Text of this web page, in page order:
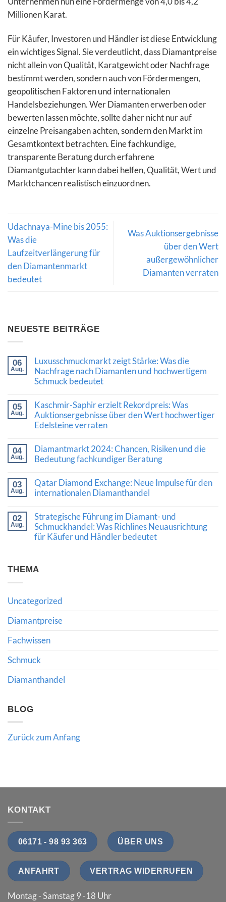
Millionen Karat.
Für Käufer, Investoren und Händler ist diese Entwicklung
ein wichtiges Signal. Sie verdeutlicht, dass Diamantpreise
nicht allein von Qualität, Karatgewicht oder Nachfrage
bestimmt werden, sondern auch von Fördermengen,
geopolitischen Faktoren und internationalen
Handelsbeziehungen. Wer Diamanten erwerben oder
bewerten lassen möchte, sollte daher nicht nur auf
einzelne Preisangaben achten, sondern den Markt im
Gesamtkontext betrachten. Eine fachkundige,
transparente Beratung durch erfahrene
Diamantgutachter kann dabei helfen, Qualität, Wert und
Marktchancen realistisch einzuordnen.
Udachnaya-Mine bis 2055:
Was die
Laufzeitverlängerung für
den Diamantenmarkt
bedeutet
Was Auktionsergebnisse
über den Wert
außergewöhnlicher
Diamanten verraten
NEUESTE BEITRÄGE
06
Aug.
Luxusschmuckmarkt zeigt Stärke: Was die
Nachfrage nach Diamanten und hochwertigem
Schmuck bedeutet
zu
Luxusschmuckmarkt
zeigt
Stärke:
Nachfrage
nach
Diamanten
Schmuck
bedeutet
05
Aug.
Kaschmir-Saphir erzielt Rekordpreis: Was
Auktionsergebnisse über den Wert hochwertiger
Edelsteine verraten
zu
Kaschmir-
Saphir
Rekordpreis:
Was
Auktionsergebnisse
Wert
hochwertiger
Edelsteine
verraten
04
Aug.
Diamantmarkt 2024: Chancen, Risiken und die
Bedeutung fachkundiger Beratung
zu
Diamantmarkt
2024:
Risiken
und
die
Bedeutung
fachkundiger
03
Aug.
Qatar Diamond Exchange: Neue Impulse für den
internationalen Diamanthandel
zu
Qatar
Diamond
Exchange:
den
internationalen
02
Aug.
Strategische Führung im Diamant- und
Schmuckhandel: Was Richlines Neuausrichtung
für Käufer und Händler bedeutet
Strategische
Schmuckhandel:
Richlines
Neuausrichtung
Käufer
bedeutet
THEMA
Uncategorized
Diamantpreise
Fachwissen
Schmuck
Diamanthandel
BLOG
Zurück zum Anfang
KONTAKT
06171 - 98 93 363 ÜBER UNS
ANFAHRT VERTRAG WIDERRUFEN
Montag - Samstag 9 -18 Uhr